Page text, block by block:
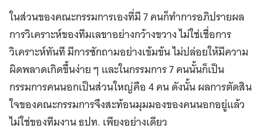
ในส่วนของคณะกรรมการเองที่มี 7 คนก็ทำการอภิปรายผล
การวิเคราะห์ของทีมเลขาอย่างกว้างขวาง ไม่ใช่เชื่อการ
วิเคราะห์ทันที มีการซักถามอย่างเข้มข้น ไม่ปล่อยให้มีความ
ผิดพลาดเกิดขึ้นง่าย ๆ และในกรรมการ 7 คนนั้นก็เป็น
กรรมการคนนอกเป็นส่วนใหญ่คือ 4 คน ดังนั้น ผลการตัดสิน
ใจของคณะกรรมการจึงสะท้อนมุมมองของคนนอกอยู่แล้ว
ไม่ใช่ของทีมงาน ธปท. เพียงอย่างเดียว